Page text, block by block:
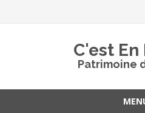
C'est En
Patrimoine